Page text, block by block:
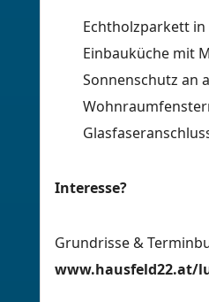
Echtholzparkett
Einbauküche mit
Sonnenschutz an
Interesse?
Grundrisse &
www.hausfeld22.at/